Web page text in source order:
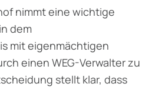
nimmt eine wichtige
dem
mit eigenmächtigen
einen WEG-Verwalter zu
stellt klar, dass